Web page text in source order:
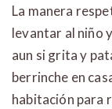
La manera
levantar al niño
aun si grita y
berrinche en
habitación para